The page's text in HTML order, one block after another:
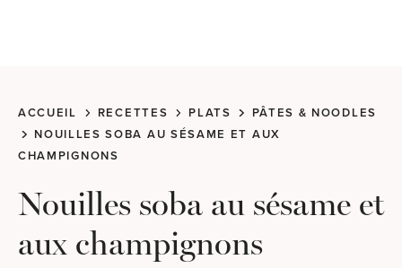
ACCUEIL RECETTES PLATS
PÂTES & NOODLES
NOUILLES SOBA AU SÉSAME ET AUX
CHAMPIGNONS
Nouilles soba au sésame et
aux champignons